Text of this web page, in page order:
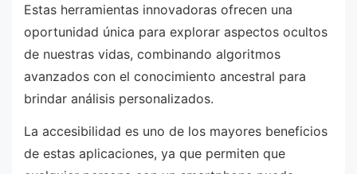
Estas herramientas innovadoras ofrecen una
oportunidad única para explorar aspectos ocultos
de nuestras vidas, combinando algoritmos
avanzados con el conocimiento ancestral para
brindar análisis personalizados.
La accesibilidad es uno de los mayores beneficios
de estas aplicaciones, ya que permiten que